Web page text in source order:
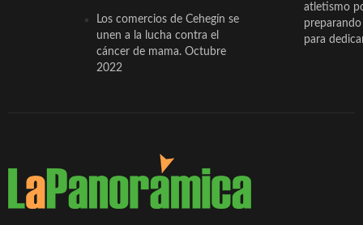
Los comercios de Cehegín se
unen a la lucha contra el
cáncer de mama. Octubre
2022
atletismo
para